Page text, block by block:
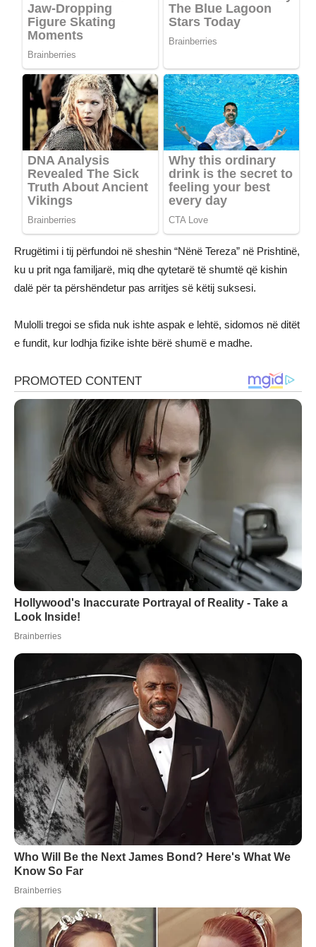
Rrugëtimi i tij përfundoi në sheshin “Nënë Tereza” në Prishtinë,
ku u prit nga familjarë, miq dhe qytetarë të shumtë që kishin
dalë për ta përshëndetur pas arritjes së këtij suksesi.
Mulolli tregoi se sfida nuk ishte aspak e lehtë, sidomos në ditët
e fundit, kur lodhja fizike ishte bërë shumë e madhe.